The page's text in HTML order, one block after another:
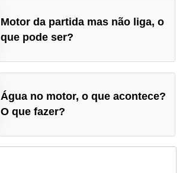
Motor da partida mas não liga, o
que pode ser?
Água no motor, o que acontece?
O que fazer?